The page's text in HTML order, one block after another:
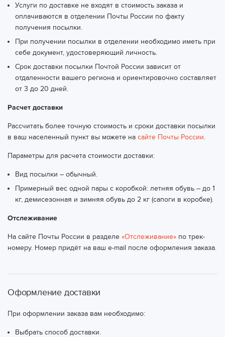
Услуги по доставке не входят в стоимость заказа и
оплачиваются в отделении Почты России по факту
получения посылки.
При получении посылки в отделении необходимо иметь при
себе документ, удостоверяющий личность.
Срок доставки посылки Почтой России зависит от
отдаленности вашего региона и ориентировочно составляет
от 3 до 20 дней.
Расчет доставки
Рассчитать более точную стоимость и сроки доставки посылки
в ваш населенный пункт вы можете на сайте Почты России.
Параметры для расчета стоимости доставки:
Вид посылки – обычный.
Примерный вес одной пары с коробкой: летняя обувь – до 1
кг, демисезонная и зимняя обувь до 2 кг (сапоги в коробке).
Отслеживание
На сайте Почты России в разделе «Отслеживание» по трек-
номеру. Номер придёт на ваш e-mail после оформления заказа.
Оформление доставки
При оформлении заказа вам необходимо:
Выбрать способ доставки.